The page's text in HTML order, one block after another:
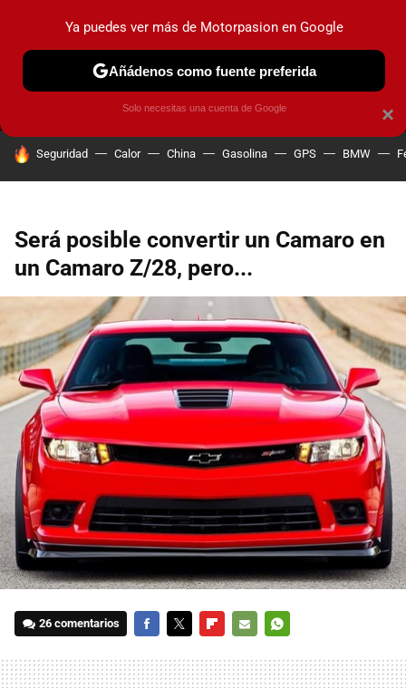
MENÚ NUEVO
COCHES ELÉCTRICOS OBSERVATORIO
HOY SE HABLA DE
Seguridad Calor China Gasolina GPS BMW
Será posible convertir un Camaro en
un Camaro Z/28, pero...
26 comentarios
MAIL
×
Ya puedes ver más de Motorpasion en Google
Añádenos como fuente preferida
Solo necesitas una cuenta de Google